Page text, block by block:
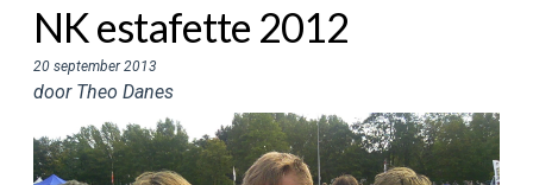
NK estafette 2012
20 september 2013
door Theo Danes